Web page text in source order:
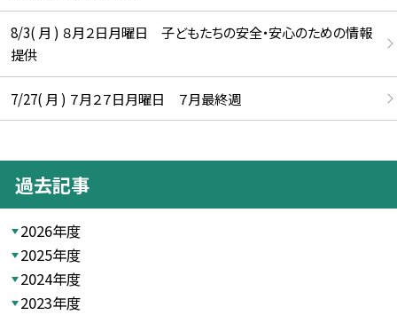
8/3( 月 ) ８月２日月曜日 子どもたちの安全・安心のための情報
提供
7/27( 月 ) ７月２７日月曜日 ７月最終週
過去記事
2026年度
2025年度
2024年度
2023年度